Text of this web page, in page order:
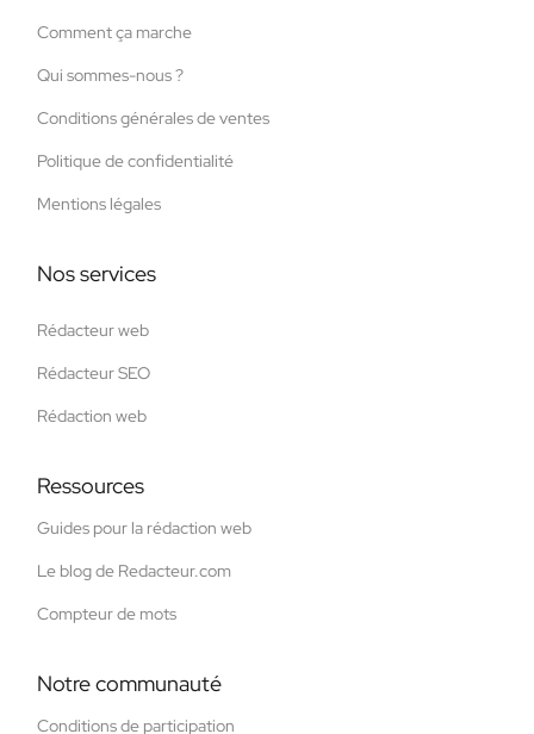
Comment ça marche
Qui sommes-nous ?
Conditions générales de ventes
Politique de confidentialité
Mentions légales
Nos services
Rédacteur web
Rédacteur SEO
Rédaction web
Ressources
Guides pour la rédaction web
Le blog de Redacteur.com
Compteur de mots
Notre communauté
Conditions de participation